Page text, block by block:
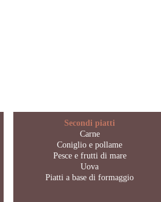
Secondi piatti
Carne
Coniglio e pollame
Pesce e frutti di mare
Uova
Piatti a base di formaggio